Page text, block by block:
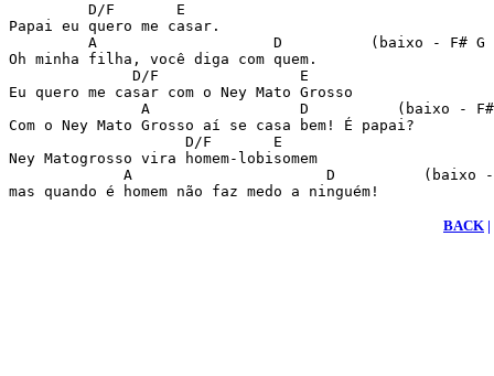
         D/F       E
Papai eu quero me casar.
A                    D          (baixo - F# G
Oh minha filha, você diga com quem.
              D/F                E
Eu quero me casar com o Ney Mato Grosso
A                 D          (baixo -
Com o Ney Mato Grosso aí se casa bem! É papai?
                    D/F       E
Ney Matogrosso vira homem-lobisomem
A                      D          (baixo
mas quando é homem não faz medo a ninguém!
BACK |